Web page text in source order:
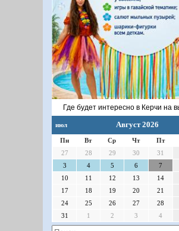
Где будет интересно в Керчи на
июл Август 2026
Пн Вт Ср Чт Пт
27
28 29 30 31
3
4 5 6 7
10
11 12 13 14
17
18 19 20 21
24
25 26 27 28
31
1 2 3 4